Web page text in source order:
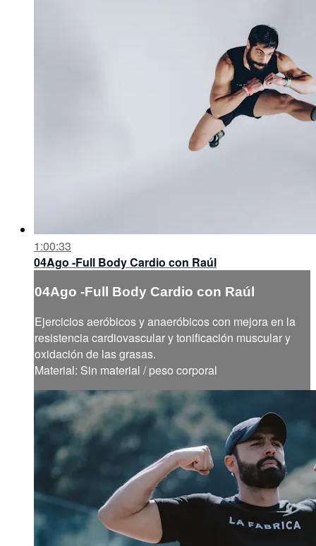
1:00:33
04Ago -Full Body Cardio con Raúl
04Ago -Full Body Cardio con Raúl
Ejercicios aeróbicos y anaeróbicos con mejora en la
resistencia cardiovascular y tonificación muscular y
oxidación de las grasas.
Material: Sin material / peso corporal